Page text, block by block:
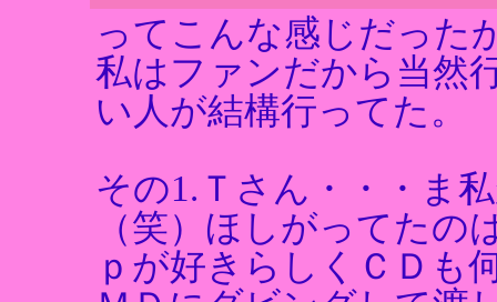
ってこんな感じだった
私はファンだから当然
い人が結構行ってた。
その1.Ｔさん・・・ま
（笑）ほしがってたの
ｐが好きらしくＣＤも